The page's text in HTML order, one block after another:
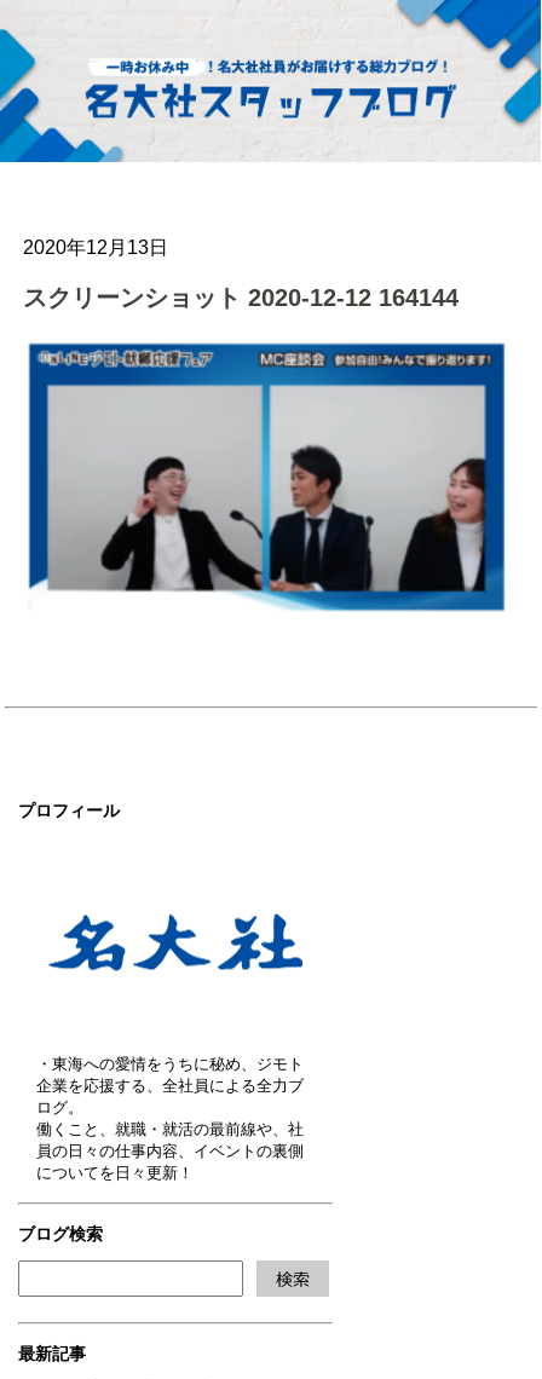
プロフィール
・東海への愛情をうちに秘め、ジモト
企業を応援する、全社員による全力ブ
ログ。
働くこと、就職・就活の最前線や、社
員の日々の仕事内容、イベントの裏側
についてを日々更新！
ブログ検索
最新記事
2020年12月13日
スクリーンショット 2020-12-12 164144